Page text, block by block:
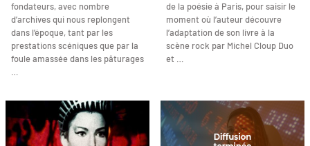
fondateurs, avec nombre
d’archives qui nous replongent
dans l’époque, tant par les
prestations scéniques que par la
foule amassée dans les pâturages
…
de la poésie à Paris, pour saisir le
moment où l’auteur découvre
l’adaptation de son livre à la
scène rock par Michel Cloup Duo
et …